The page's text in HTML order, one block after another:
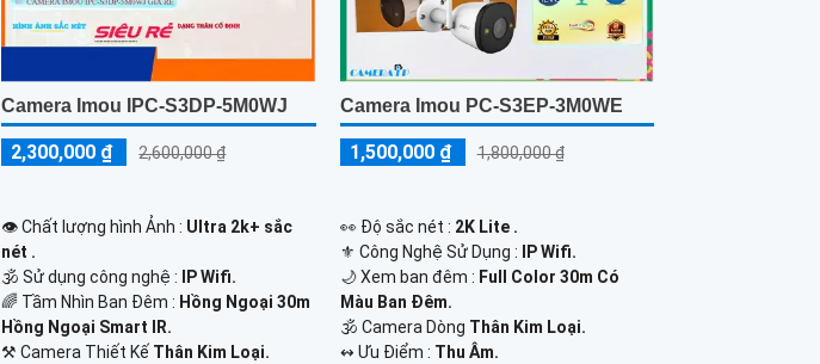
Camera Imou IPC-S3DP-5M0WJ
2,300,000 ₫ 2,600,000 ₫
👁 Chất lượng hình Ảnh : Ultra 2k+ sắc
nét .
🕉️ Sử dụng công nghệ :
IP Wifi.
🌈 Tầm Nhìn Ban Đêm : Hồng Ngoại 30m
Hồng Ngoại Smart IR.
⚒ Camera Thiết Kế Thân Kim Loại.
Camera Imou PC-S3EP-3M0WE
1,500,000 ₫ 1,800,000 ₫
️👀 Độ sắc nét : 2K Lite .
⚜️ Công Nghệ Sử Dụng :
IP Wifi.
🌙 Xem ban đêm : Full Color 30m Có
Màu Ban Đêm.
🕉️ Camera Dòng Thân Kim Loại.
️↭ Ưu Điểm : Thu Âm.